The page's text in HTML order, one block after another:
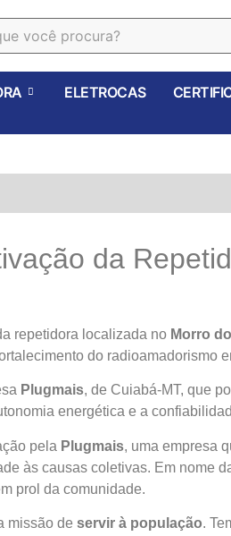
ELETROCAS
da
repetidora localizada no Morro
do radioamadorismo
Plugmais, de Cuiabá-MT, que
energética e a
pela Plugmais, uma empresa
às causas coletivas. Em nome
prol da comunidade.
missão de servir à população.